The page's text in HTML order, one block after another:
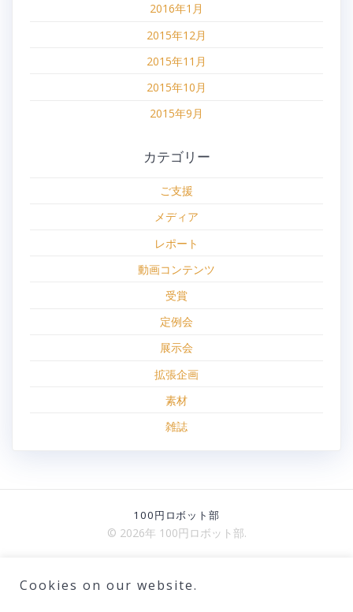
2016年1月
2015年12月
2015年11月
2015年10月
2015年9月
カテゴリー
ご支援
メディア
レポート
動画コンテンツ
受賞
定例会
展示会
拡張企画
素材
雑誌
100円ロボット部
© 2026年 100円ロボット部.
Cookies on our website.